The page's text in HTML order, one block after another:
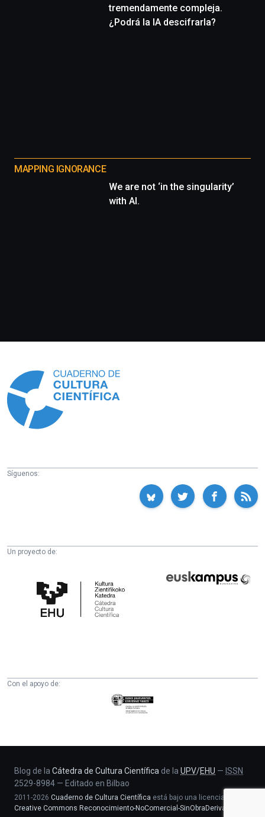
tremendamente compleja.
¿Podrá la IA descifrarla?
MAPPING IGNORANCE
We are not ‘in the singularity’
with AI.
Síguenos:
Un proyecto de:
Cultura
Científica
Fundazioa
Con el apoyo de:
Eusko
Jaurlaritza
eta
Berrikuntza
saila
Blog de la Cátedra de Cultura Científica de la UPV/EHU — ISSN
2529-8984 — Editado en Bilbao
2011-2026 Cuaderno de Cultura Científica está bajo una licencia
Creative Commons Reconocimiento-NoComercial-SinObraDerivada 4.0